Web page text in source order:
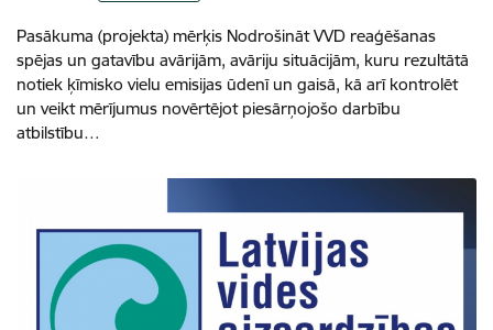
Pasākuma (projekta) mērķis Nodrošināt VVD reaģēšanas
spējas un gatavību avārijām, avāriju situācijām, kuru rezultātā
notiek ķīmisko vielu emisijas ūdenī un gaisā, kā arī kontrolēt
un veikt mērījumus novērtējot piesārņojošo darbību
atbilstību…